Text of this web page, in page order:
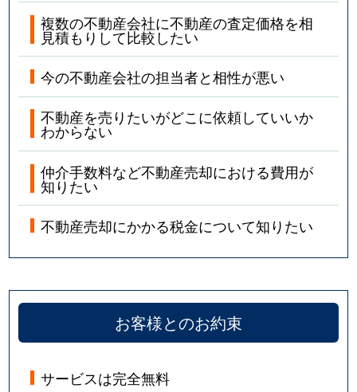
複数の不動産会社に不動産の査定価格を相
見積もりして比較したい
今の不動産会社の担当者と相性が悪い
不動産を売りたいがどこに依頼していいか
わからない
仲介手数料など不動産売却における費用が
知りたい
不動産売却にかかる税金について知りたい
お客様とのお約束
サービスは完全無料